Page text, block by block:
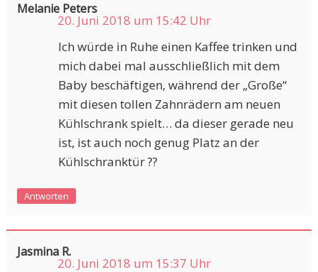
Melanie Peters
20. Juni 2018 um 15:42 Uhr
Ich würde in Ruhe einen Kaffee trinken und
mich dabei mal ausschließlich mit dem
Baby beschäftigen, während der „Große“
mit diesen tollen Zahnrädern am neuen
Kühlschrank spielt… da dieser gerade neu
ist, ist auch noch genug Platz an der
Kühlschranktür ??
Antworten
Jasmina R.
20. Juni 2018 um 15:37 Uhr